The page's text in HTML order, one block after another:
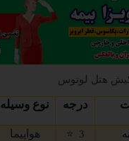
هتل لوتوس
درجه نوع وسیله
3
⭐ هواپیما